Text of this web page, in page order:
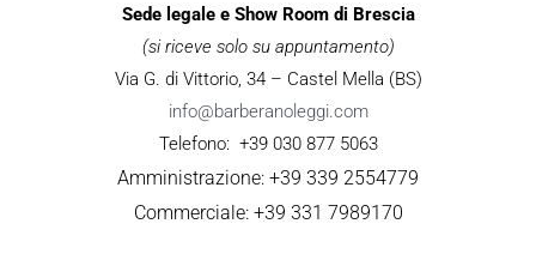
Sede legale e Show Room di Brescia
(si riceve solo su appuntamento)
Via G. di Vittorio, 34 – Castel Mella (BS)
info@barberanoleggi.com
Telefono: +39 030 877 5063
Amministrazione: +39 339 2554779
Commerciale: +39 331 7989170